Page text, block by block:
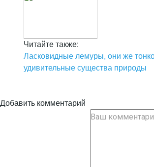
Читайте также:
Ласковидные лемуры, они же
удивительные существа природы
Добавить комментарий